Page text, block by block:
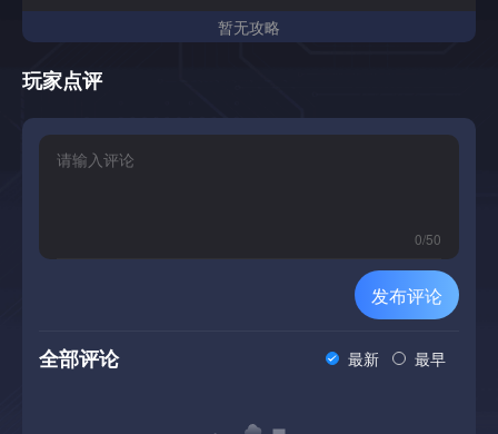
暂无攻略
玩家点评
0/50
发布评论
全部评论 最新 最早